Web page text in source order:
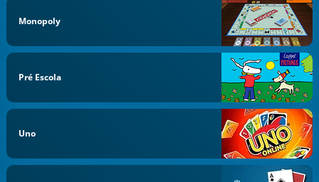
Monopoly
Pré Escola
Uno